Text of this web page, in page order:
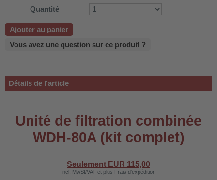
et WDH-626L
988b
H3
Quantité
Ajouter au panier
Vous avez une question sur ce produit ?
Détails de l'article
Unité de filtration combinée
WDH-80A (kit complet)
Seulement EUR 115,00
incl. MwSt/VAT et plus Frais d'expédition